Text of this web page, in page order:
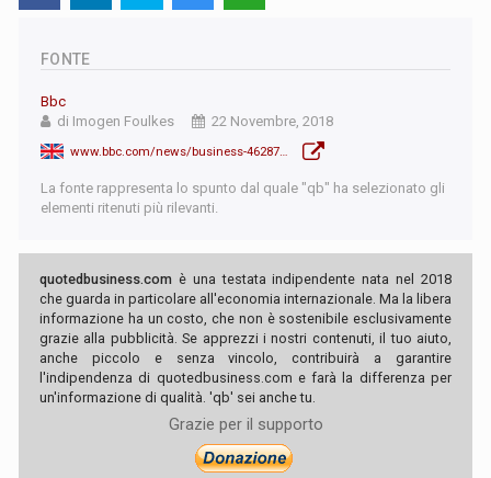
FONTE
Bbc
di Imogen Foulkes
22 Novembre, 2018
www.bbc.com/news/business-46287894
La fonte rappresenta lo spunto dal quale "qb" ha selezionato gli
elementi ritenuti più rilevanti.
quotedbusiness.com è una testata indipendente nata nel 2018
che guarda in particolare all'economia internazionale. Ma la libera
informazione ha un costo, che non è sostenibile esclusivamente
grazie alla pubblicità. Se apprezzi i nostri contenuti, il tuo aiuto,
anche piccolo e senza vincolo, contribuirà a garantire
l'indipendenza di quotedbusiness.com e farà la differenza per
un'informazione di qualità. 'qb' sei anche tu.
Grazie per il supporto